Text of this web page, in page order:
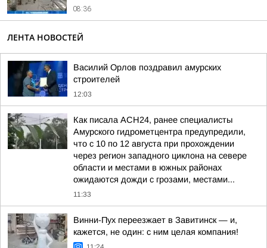
08:36
ЛЕНТА НОВОСТЕЙ
Василий Орлов поздравил амурских
строителей
12:03
Как писала АСН24, ранее специалисты
Амурского гидрометцентра предупредили,
что с 10 по 12 августа при прохождении
через регион западного циклона на севере
области и местами в южных районах
ожидаются дожди с грозами, местами...
11:33
Винни-Пух переезжает в Завитинск — и,
кажется, не один: с ним целая компания!